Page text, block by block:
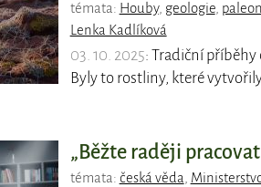
témata: Houby, geologie,
Lenka Kadlíková
03. 10. 2025: Tradiční příběhy
Byly to rostliny, které
„Běžte raději
témata: česká věda